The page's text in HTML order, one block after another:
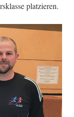
platzieren.